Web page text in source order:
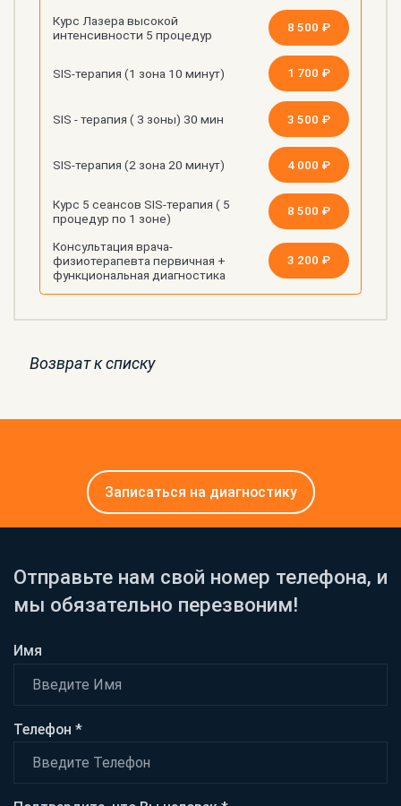
Курс Лазера высокой
интенсивности 5 процедур
8 500 ₽
SIS-терапия (1 зона 10 минут) 1 700 ₽
SIS - терапия ( 3 зоны) 30 мин 3 500 ₽
SIS-терапия (2 зона 20 минут) 4 000 ₽
Курс 5 сеансов SIS-терапия ( 5
процедур по 1 зоне)
8 500 ₽
Консультация врача-
физиотерапевта первичная +
функциональная диагностика
3 200 ₽
Возврат к списку
Записаться на диагностику
Отправьте нам свой номер телефона, и
мы обязательно перезвоним!
Имя
Телефон *